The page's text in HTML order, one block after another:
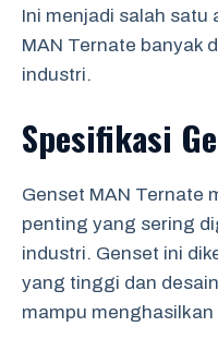
Ini menjadi salah satu
MAN Ternate banyak
industri.
Spesifikasi
Genset MAN Ternate
penting yang sering
industri. Genset ini
yang tinggi dan
mampu